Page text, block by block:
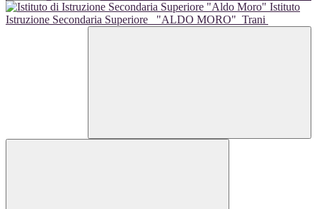
Istituto
Istruzione Secondaria Superiore
"ALDO MORO" Trani